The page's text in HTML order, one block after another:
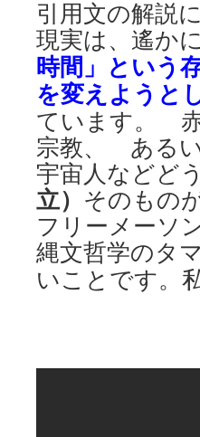
引用文の解説
現実は、遙
時間」という
を変えようと
ています。 赤
宗教、 あるい
宇宙人などど
立） そのもの
フリーメーソ
縄文哲学のタ
いことです。